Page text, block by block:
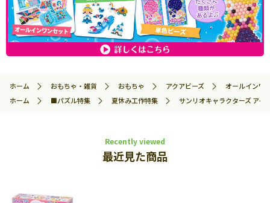
ホーム おもちゃ・雑貨 おもちゃ アクアビーズ
オールインワ
ホーム
■パズル特集 夏休み工作特集 サンリオキャラクターズ ア
Recently viewed
最近見た商品